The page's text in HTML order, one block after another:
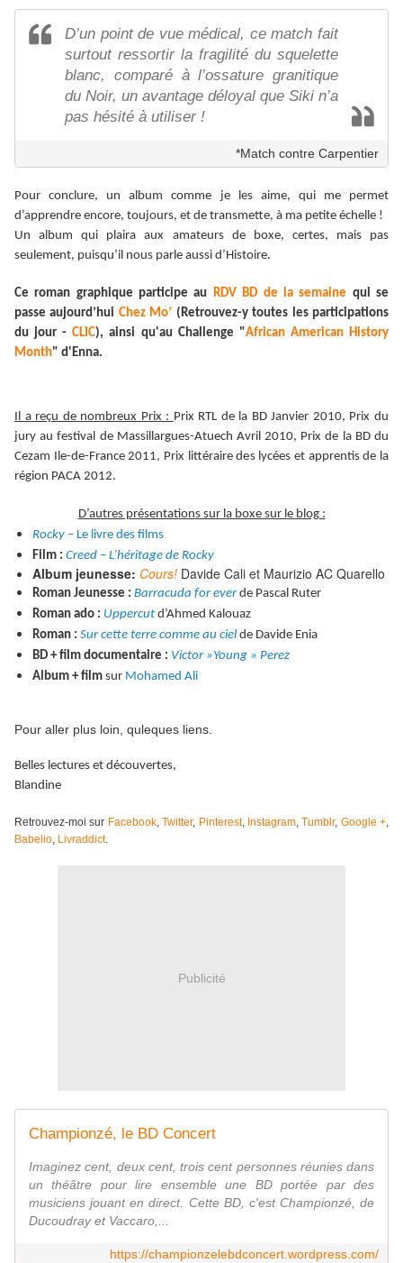
D’un point de vue médical, ce match fait
surtout ressortir la fragilité du squelette
blanc, comparé à l’ossature granitique
du Noir, un avantage déloyal que Siki n’a
pas hésité à utiliser !
*Match contre Carpentier
Pour conclure, un album comme je les aime, qui me permet
d’apprendre encore, toujours, et de transmette, à ma petite échelle !
Un album qui plaira aux amateurs de boxe, certes, mais pas
seulement, puisqu’il nous parle aussi d’Histoire.
Ce roman graphique participe au RDV BD de la semaine qui se
passe aujourd’hui Chez Mo’ (Retrouvez-y toutes les participations
du jour -CLIC), ainsi qu'au Challenge "African American History
Month" d'Enna.
Il a reçu de nombreux Prix : Prix RTL de la BD Janvier 2010, Prix du
jury au festival de Massillargues-Atuech Avril 2010, Prix de la BD du
Cezam Ile-de-France 2011, Prix littéraire des lycées et apprentis de la
région PACA 2012.
D’autres présentations sur la boxe sur le blog :
Rocky – Le livre des films
Film : Creed – L’héritage de Rocky
Album jeunesse: Cours! Davide Cali et Maurizio AC Quarello
Roman Jeunesse : Barracuda for everde Pascal Ruter
Roman ado : Uppercut d’Ahmed Kalouaz
Roman : Sur cette terre comme au ciel de Davide Enia
BD + film documentaire : Victor »Young » Perez
Album + film sur Mohamed Ali
Pour aller plus loin, quleques liens.
Belles lectures et découvertes,
Blandine
Retrouvez-moi sur Facebook,Twitter, Pinterest, Instagram,Tumblr, Google +,
Babelio, Livraddict.
Publicité
Championzé, le BD Concert
Imaginez cent, deux cent, trois cent personnes réunies dans
un théâtre pour lire ensemble une BD portée par des
musiciens jouant en direct. Cette BD, c'est Championzé, de
Ducoudray et Vaccaro,...
https://championzelebdconcert.wordpress.com/